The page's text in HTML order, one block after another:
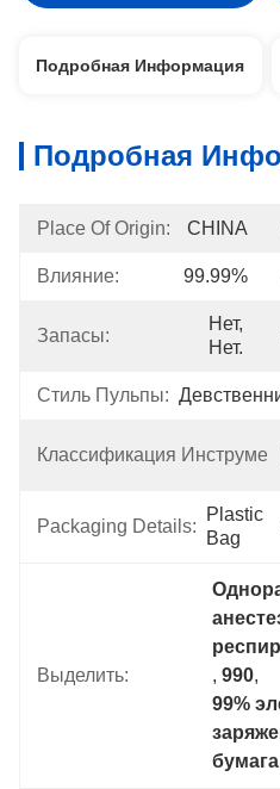
Подробная Информация
Подробная
Place Of Origin: CHINA
Влияние: 99.99%
Запасы:
Нет,
Нет.
Стиль Пульпы:
Классификация
Packaging Details:
Plastic
Bag
Выделить:
, 990,
99%
бумага